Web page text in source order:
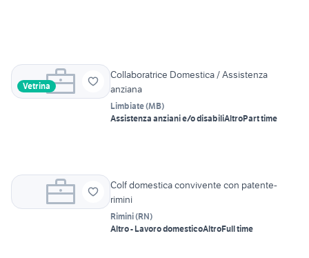
Vetrina
Collaboratrice Domestica / Assistenza
anziana
Limbiate(MB)
Assistenza anziani e/o disabiliAltroPart time
Colf domestica convivente con patente-
rimini
Rimini(RN)
Altro - Lavoro domesticoAltroFull time